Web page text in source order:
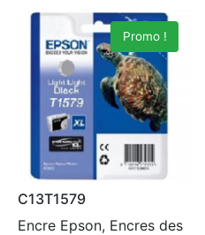
Promo !
C13T1579
Encre Epson, Encres des